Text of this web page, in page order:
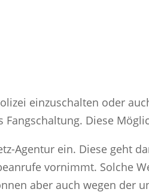
einzuschalten oder
Diese
Agentur ein. Diese geht
vornimmt. Solche
aber auch wegen der